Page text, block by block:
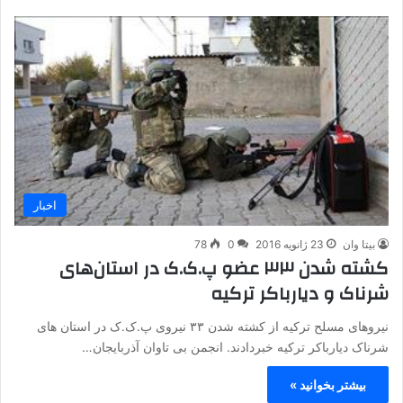
اخبار
بیتا وان 23 ژانویه 2016 0
78
کشته شدن ۳۳ عضو پ.ک.ک در استان‌های
شرناک و دیارباکر ترکیه
نیروهای مسلح ترکیه از کشته شدن ۳۳ نیروی پ.ک.ک در استان های
شرناک دیارباکر ترکیه خبردادند. انجمن بی تاوان آذربایجان…
بیشتر بخوانید »